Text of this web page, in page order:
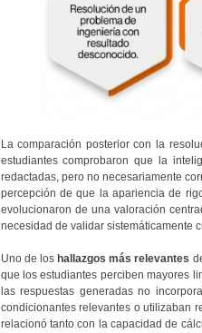
La comparación posterior con la
estudiantes comprobaron que la
redactadas, pero no necesariamente
percepción de que la apariencia de
evolucionaron de una valoración
necesidad de validar sistemáticamente
Uno de los hallazgos más relevantes
que los estudiantes perciben mayores
las respuestas generadas no
condicionantes relevantes o utilizaban
relacionó tanto con la capacidad de